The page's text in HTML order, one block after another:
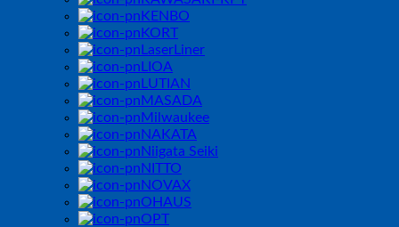
KENBO
KORT
LaserLiner
LIOA
LUTIAN
MASADA
Milwaukee
NAKATA
Niigata Seiki
NITTO
NOVAX
OHAUS
OPT